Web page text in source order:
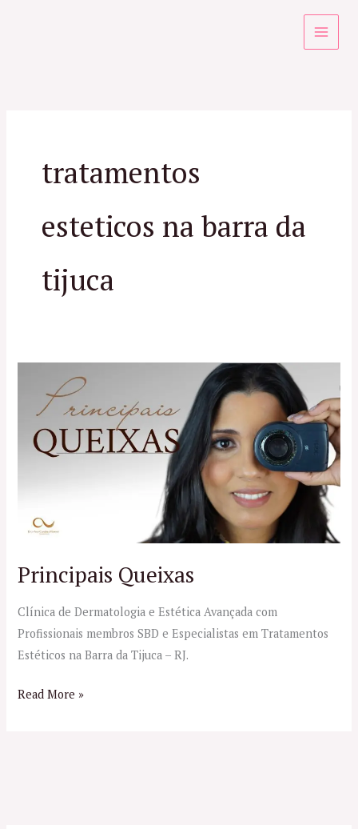
tratamentos
esteticos na barra da
tijuca
Principais Queixas
Clínica de Dermatologia e Estética Avançada com
Profissionais membros SBD e Especialistas em Tratamentos
Estéticos na Barra da Tijuca – RJ.
Queixas
Read More »